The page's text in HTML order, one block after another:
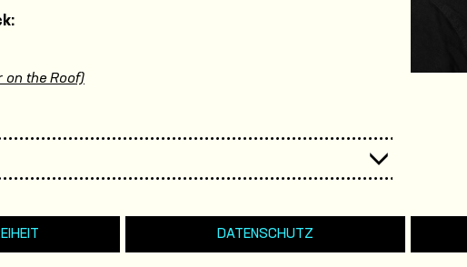
on the Roof)
DATENSCHUTZ